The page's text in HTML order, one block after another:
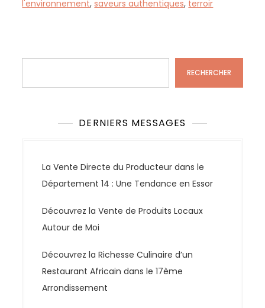
l'environnement,saveurs authentiques, terroir
RECHERCHER
DERNIERS MESSAGES
La Vente Directe du Producteur dans le
Département 14 : Une Tendance en Essor
Découvrez la Vente de Produits Locaux
Autour de Moi
Découvrez la Richesse Culinaire d’un
Restaurant Africain dans le 17ème
Arrondissement